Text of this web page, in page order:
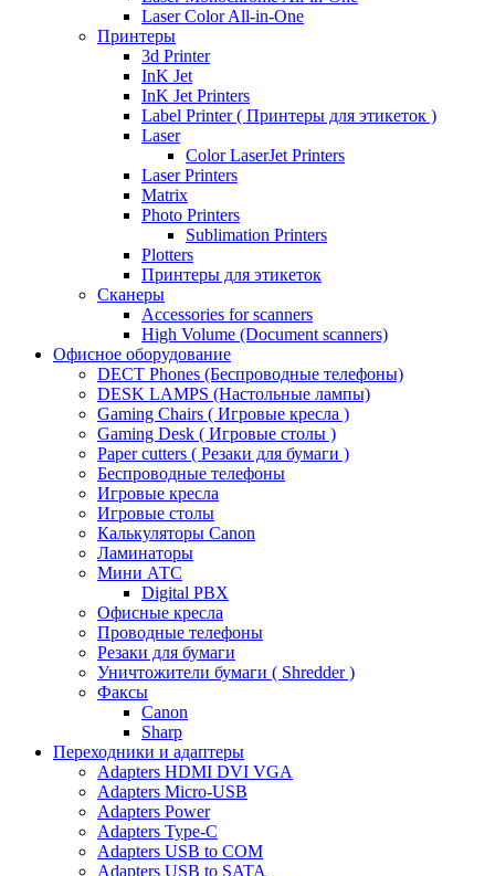
Laser Color All-in-One
Принтеры
3d Printer
InK Jet
InK Jet Printers
Label Printer ( Принтеры для этикеток )
Laser
Color LaserJet Printers
Laser Printers
Matrix
Photo Printers
Sublimation Printers
Plotters
Принтеры для этикеток
Сканеры
Accessories for scanners
High Volume (Document scanners)
Офисное оборудование
DECT Phones (Беспроводные телефоны)
DESK LAMPS (Настольные лампы)
Gaming Chairs ( Игровые кресла )
Gaming Desk ( Игровые столы )
Paper cutters ( Резаки для бумаги )
Беспроводные телефоны
Игровые кресла
Игровые столы
Калькуляторы Canon
Ламинаторы
Мини АТС
Digital PBX
Офисные кресла
Проводные телефоны
Резаки для бумаги
Уничтожители бумаги ( Shredder )
Факсы
Canon
Sharp
Переходники и адаптеры
Adapters HDMI DVI VGA
Adapters Micro-USB
Adapters Power
Adapters Type-C
Adapters USB to COM
Adapters USB to SATA